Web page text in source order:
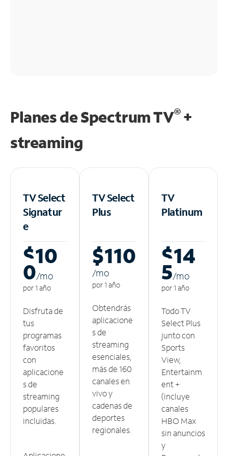
Planes de Spectrum TV®+
streaming
TV Select
Signatur
e
$10
0/mo
por 1 año
Disfruta de
tus
programas
favoritos
con
aplicacione
s de
streaming
populares
incluidas.
TV Select
Plus
$110
/mo
por 1 año
Obtendrás
aplicacione
s de
streaming
esenciales,
más de 160
canales en
vivo y
cadenas de
deportes
regionales.
TV
Platinum
$14
5/mo
por 1 año
Todo TV
Select Plus
junto con
Sports
View,
Entertainm
ent +
(incluye
canales
HBO Max
sin anuncios
y